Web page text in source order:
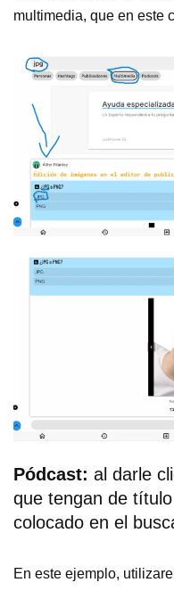
multimedia, que en este
Pódcast: al darle
que tengan de
colocado en el
En este ejemplo,